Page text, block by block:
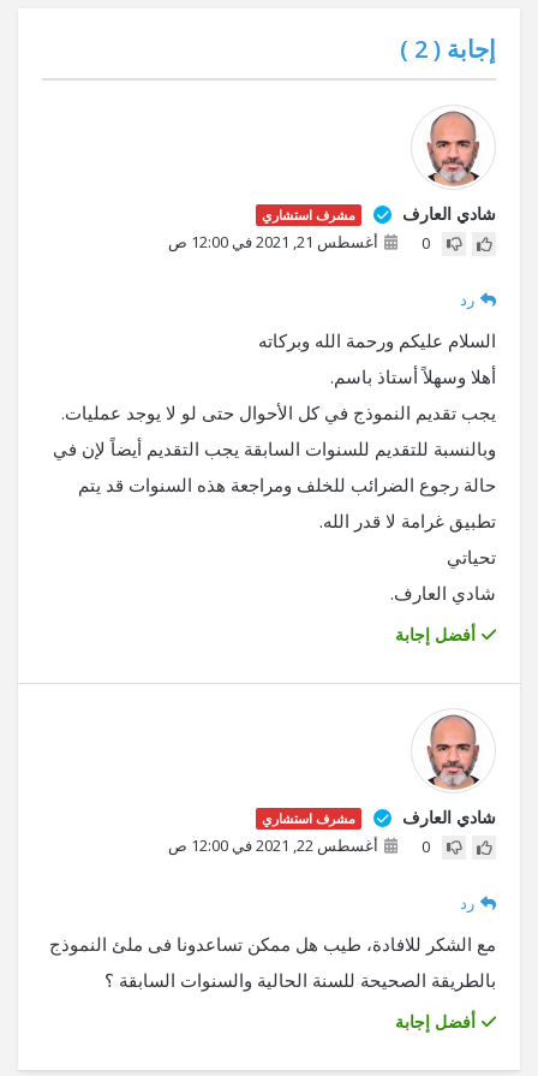
إجابة (2
)
شادي العارف مشرف استشاري
0 أغسطس 21, 2021 في 12:00 ص
رد
السلام عليكم ورحمة الله وبركاته
أهلا وسهلاً أستاذ باسم.
يجب تقديم النموذج في كل الأحوال حتى لو لا يوجد عمليات.
وبالنسبة للتقديم للسنوات السابقة يجب التقديم أيضاً لإن في
حالة رجوع الضرائب للخلف ومراجعة هذه السنوات قد يتم
تطبيق غرامة لا قدر الله.
تحياتي
شادي العارف.
أفضل إجابة
شادي العارف مشرف استشاري
0 أغسطس 22, 2021 في 12:00 ص
رد
مع الشكر للافادة، طيب هل ممكن تساعدونا فى ملئ النموذج
بالطريقة الصحيحة للسنة الحالية والسنوات السابقة ؟
أفضل إجابة